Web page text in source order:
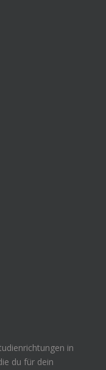
in
du für dein